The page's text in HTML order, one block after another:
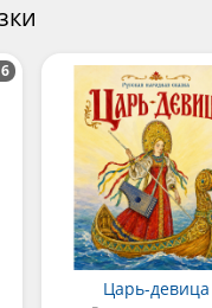
Царь-девица